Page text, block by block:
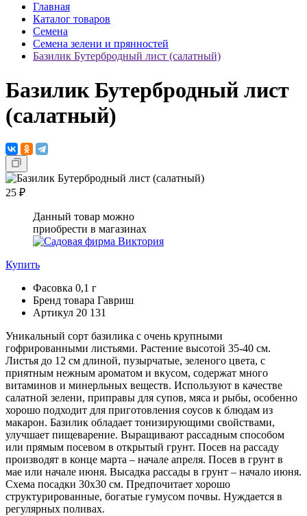
Главная
Каталог товаров
Семена
Семена зелени и прянностей
Базилик Бутербродный лист (салатный)
Базилик Бутербродный лист
(салатный)
25 ₽
Данный товар можно
приобрести в магазинах
Купить
Фасовка 0,1 г
Бренд товара Гавриш
Артикул 20 131
Уникальный сорт базилика с очень крупными
гофрированными листьями. Растение высотой 35-40 см.
Листья до 12 см длиной, пузырчатые, зеленого цвета, с
приятным нежным ароматом и вкусом, содержат много
витаминов и минерльных веществ. Используют в качестве
салатной зелени, приправы для супов, мяса и рыбы, особенно
хорошо подходит для приготовления соусов к блюдам из
макарон. Базилик обладает тонизирующими свойствами,
улучшает пищеварение. Выращивают рассадным способом
или прямым посевом в открытый грунт. Посев на рассаду
производят в конце марта – начале апреля. Посев в грунт в
мае или начале июня. Высадка рассады в грунт – начало июня.
Схема посадки 30x30 см. Предпочитает хорошо
структурированные, богатые гумусом почвы. Нуждается в
регулярных поливах.